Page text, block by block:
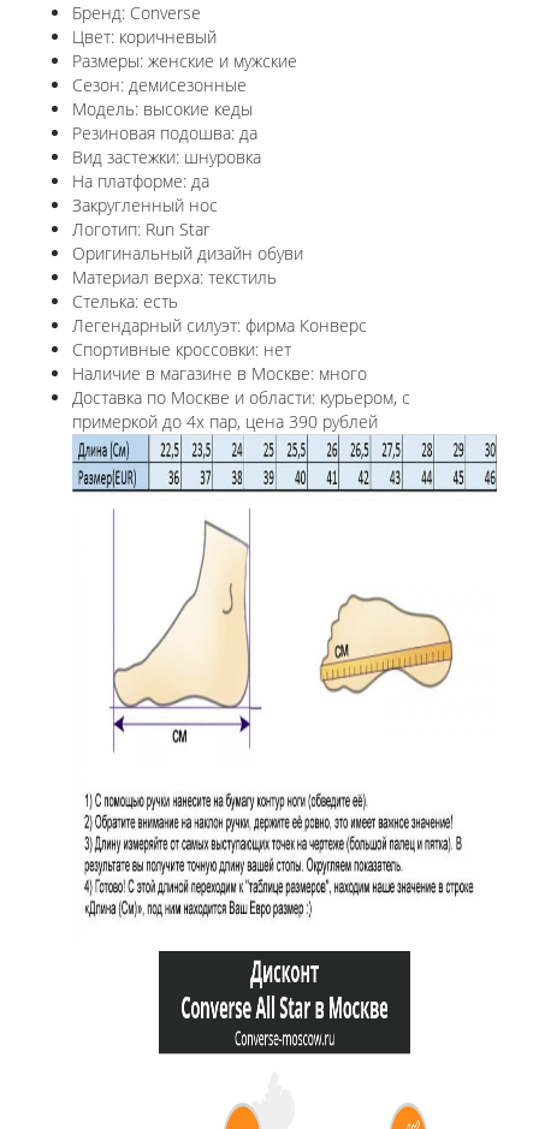
Бренд: Converse
Цвет: коричневый
Размеры: женские и мужские
Сезон: демисезонные
Модель: высокие кеды
Резиновая подошва: да
Вид застежки: шнуровка
На платформе: да
Закругленный нос
Логотип: Run Star
Оригинальный дизайн обуви
Материал верха: текстиль
Стелька: есть
Легендарный силуэт: фирма Конверс
Спортивные кроссовки: нет
Наличие в магазине в Москве: много
Доставка по Москве и области: курьером, с
примеркой до 4х пар, цена 390 рублей